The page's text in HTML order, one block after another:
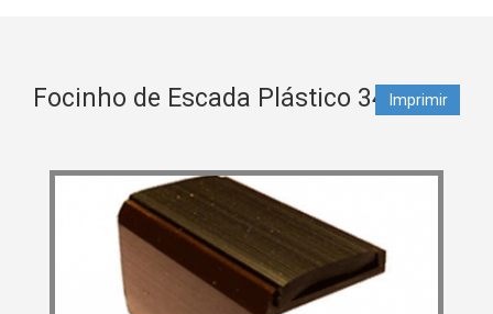
Focinho de Escada Plástico 3456Imprimir